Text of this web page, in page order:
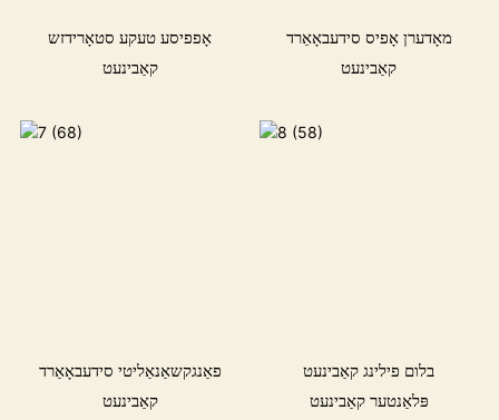
אָפפיסע טעקע סטאָרידזש
קאַבינעט
מאָדערן אָפיס סידעבאָאַרד
קאַבינעט
פאַנגקשאַנאַליטי סידעבאָאַרד
קאַבינעט
בלום פילינג קאַבינעט
פּלאַנטער קאַבינעט